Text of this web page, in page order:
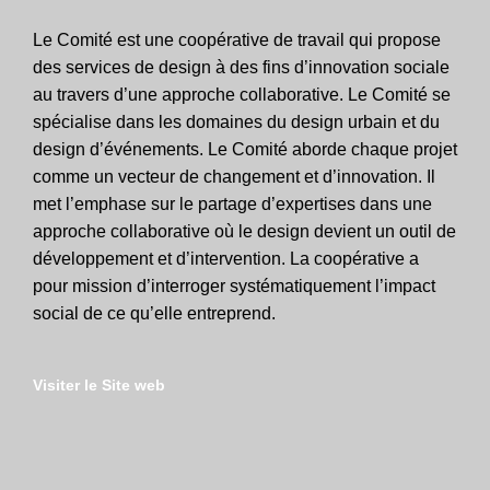
Le Comité est une coopérative de travail qui propose
des services de design à des fins d’innovation sociale
au travers d’une approche collaborative. Le Comité se
spécialise dans les domaines du design urbain et du
design d’événements. Le Comité aborde chaque projet
comme un vecteur de changement et d’innovation. Il
met l’emphase sur le partage d’expertises dans une
approche collaborative où le design devient un outil de
développement et d’intervention. La coopérative a
pour mission d’interroger systématiquement l’impact
social de ce qu’elle entreprend.
Visiter le Site web